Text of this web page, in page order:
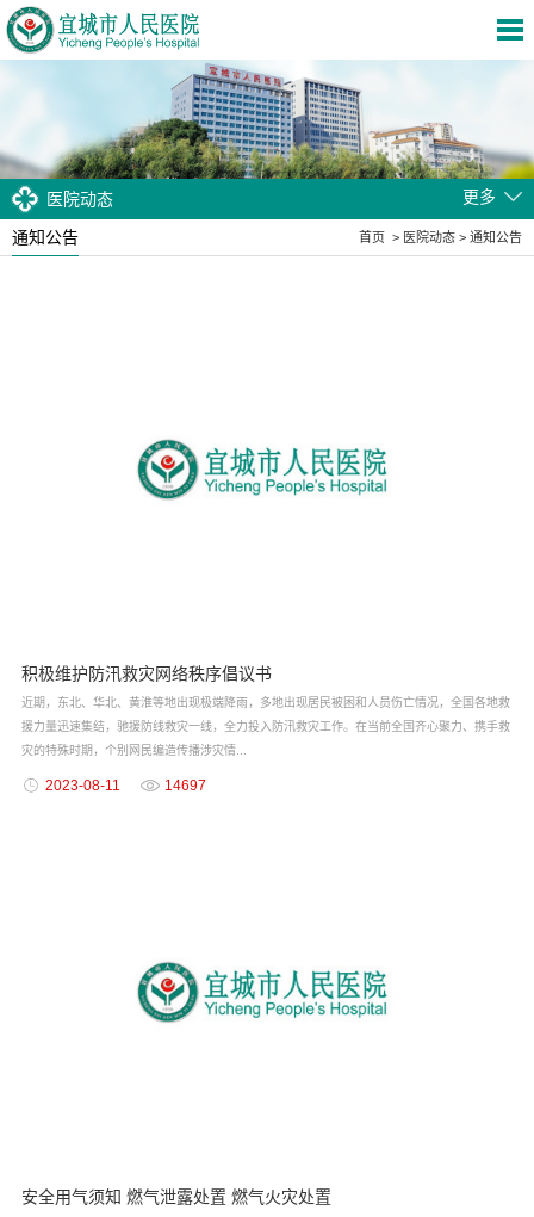
医院动态 更多
通知公告 首页 > 医院动态 > 通知公告
积极维护防汛救灾网络秩序倡议书
近期，东北、华北、黄淮等地出现极端降雨，多地出现居民被困和人员伤亡情况，全国各地救
援力量迅速集结，驰援防线救灾一线，全力投入防汛救灾工作。在当前全国齐心聚力、携手救
灾的特殊时期，个别网民编造传播涉灾情...
2023-08-11 14697
安全用气须知 燃气泄露处置 燃气火灾处置